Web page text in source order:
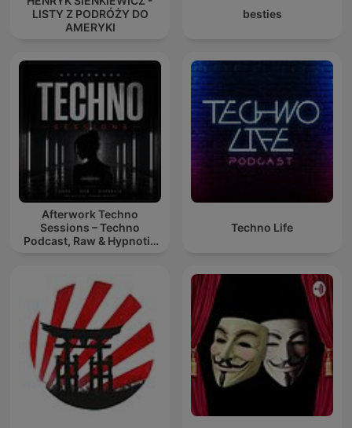
LISTY Z PODRÓŻY DO
AMERYKI
besties
Afterwork Techno
Sessions – Techno
Podcast, Raw & Hypnotic
Techno Life